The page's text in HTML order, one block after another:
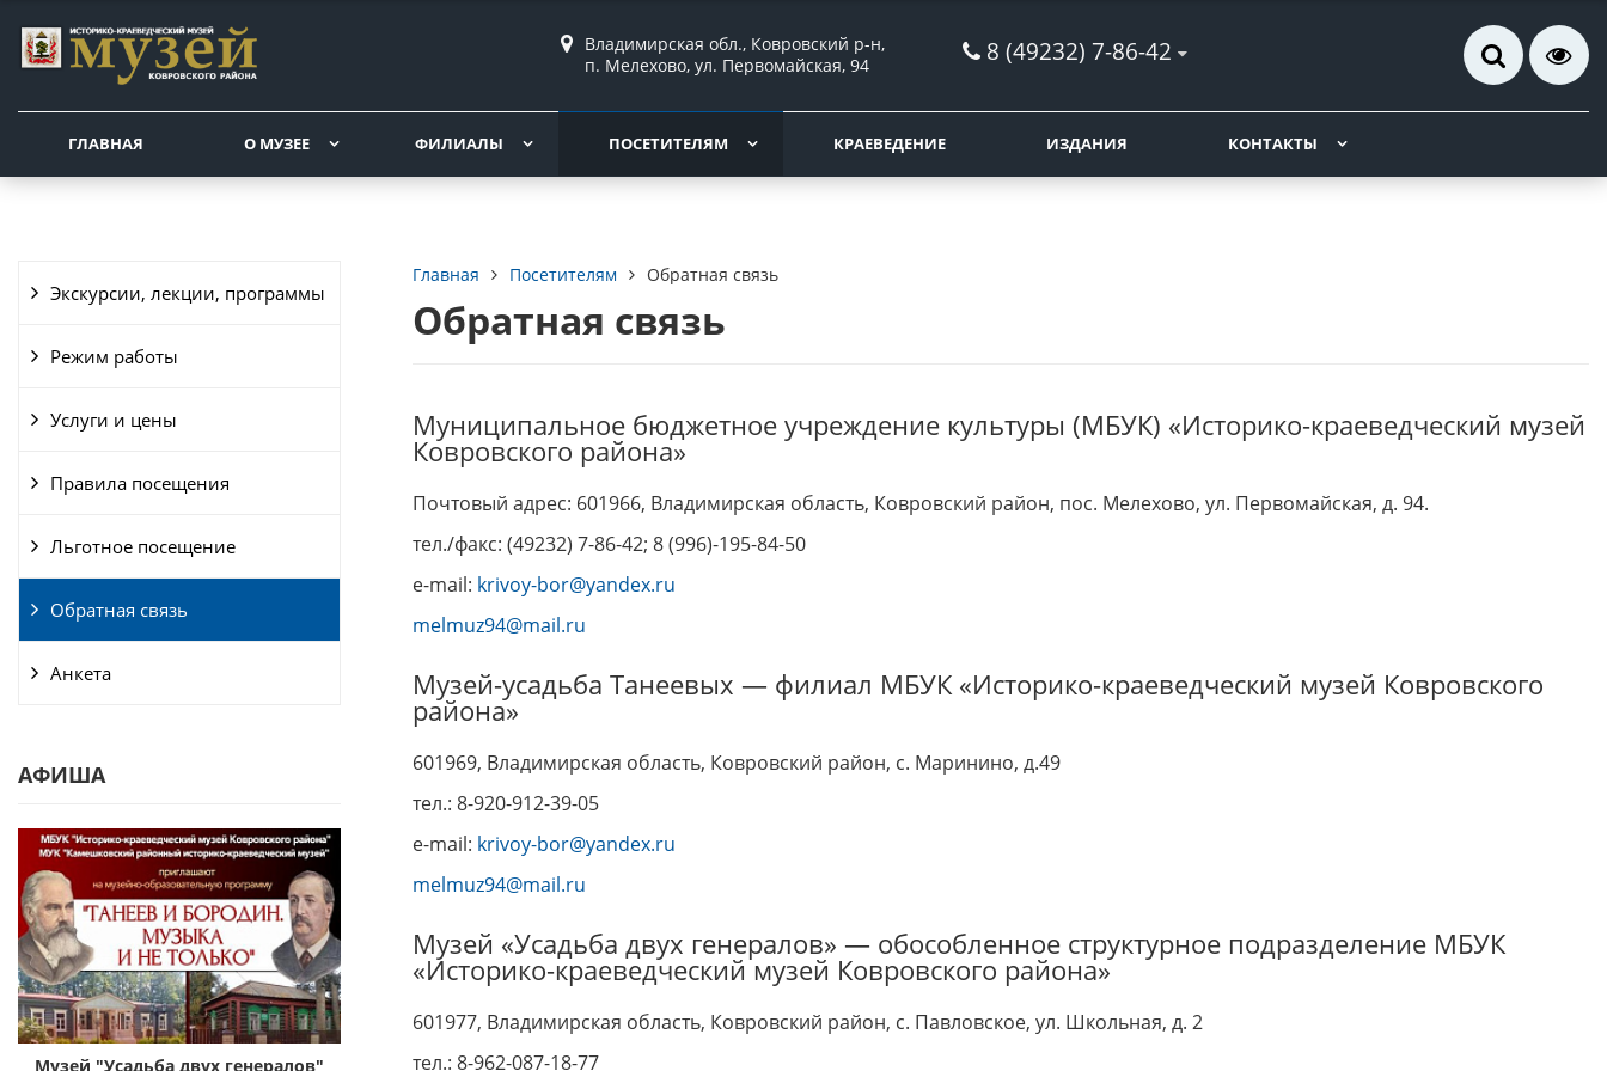
Владимирская обл., Ковровский р-н,
п. Мелехово, ул. Первомайская, 94
8 (49232) 7-86-42
ГЛАВНАЯ О МУЗЕЕ ФИЛИАЛЫ ПОСЕТИТЕЛЯМ КРАЕВЕДЕНИЕ ИЗДАНИЯ КОНТАКТЫ
Экскурсии, лекции, программы
Режим работы
Услуги и цены
Правила посещения
Льготное посещение
Обратная связь
Анкета
АФИША
Музей "Усадьба двух генералов"
Музей «Усадьба двух генералов»
Главная Посетителям Обратная связь
Обратная связь
Муниципальное бюджетное учреждение культуры (МБУК) «Историко-краеведческий музей
Ковровского района»
Почтовый адрес: 601966, Владимирская область, Ковровский район, пос. Мелехово, ул. Первомайская, д. 94.
тел./факс: (49232) 7-86-42; 8 (996)-195-84-50
e-mail: krivoy-bor@yandex.ru
melmuz94@mail.ru
Музей-усадьба Танеевых — филиал МБУК «Историко-краеведческий музей Ковровского
района»
601969, Владимирская область, Ковровский район, с. Маринино, д.49
тел.: 8-920-912-39-05
e-mail: krivoy-bor@yandex.ru
melmuz94@mail.ru
Музей «Усадьба двух генералов» — обособленное структурное подразделение МБУК
«Историко-краеведческий музей Ковровского района»
601977, Владимирская область, Ковровский район, с. Павловское, ул. Школьная, д. 2
тел.: 8-962-087-18-77